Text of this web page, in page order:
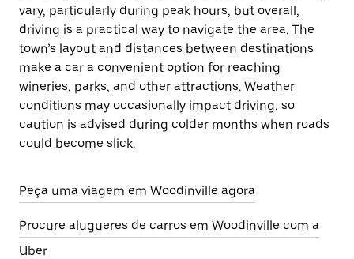
vary, particularly during peak hours, but overall,
driving is a practical way to navigate the area. The
town’s layout and distances between destinations
make a car a convenient option for reaching
wineries, parks, and other attractions. Weather
conditions may occasionally impact driving, so
caution is advised during colder months when roads
could become slick.
Peça uma viagem em Woodinville agora
Procure alugueres de carros em Woodinville com a
Uber